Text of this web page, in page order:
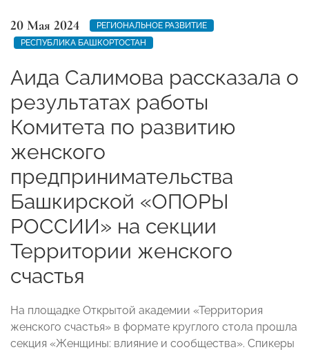
20 Мая 2024
РЕГИОНАЛЬНОЕ РАЗВИТИЕ
РЕСПУБЛИКА БАШКОРТОСТАН
Аида Салимова рассказала о
результатах работы
Комитета по развитию
женского
предпринимательства
Башкирской «ОПОРЫ
РОССИИ» на секции
Территории женского
счастья
На площадке Открытой академии «Территория
женского счастья» в формате круглого стола прошла
секция «Женщины: влияние и сообщества». Спикеры